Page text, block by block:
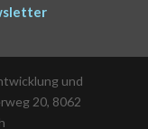
und
20, 8062